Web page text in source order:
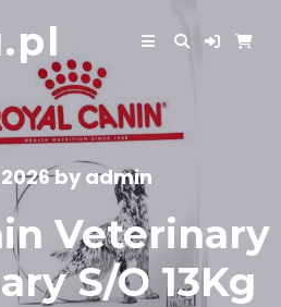
by admin
Veterinary
S/O 13Kg